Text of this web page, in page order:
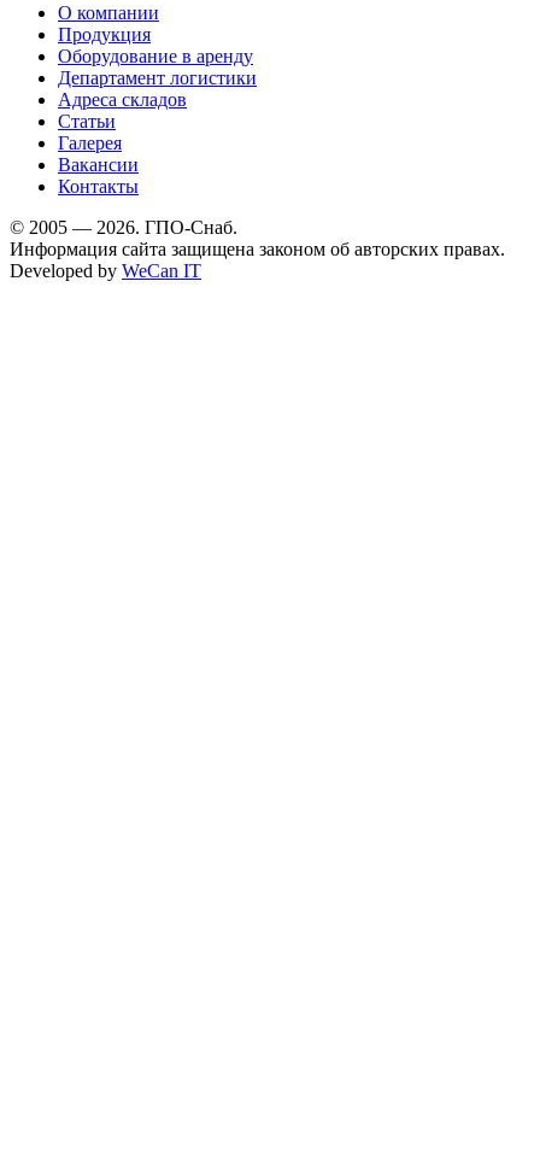
О компании
Продукция
Оборудование в аренду
Департамент логистики
Адреса складов
Статьи
Галерея
Вакансии
Контакты
© 2005 — 2026. ГПО-Снаб.
Информация сайта защищена законом об авторских правах.
Developed by WeCan IT